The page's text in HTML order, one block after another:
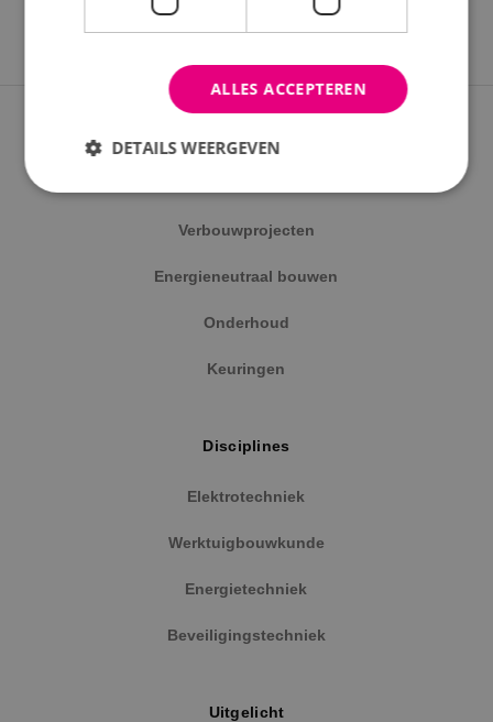
MBO
HBO
Verbouwprojecten
Energieneutraal bouwen
Onderhoud
Keuringen
Disciplines
Elektrotechniek
Werktuigbouwkunde
Energietechniek
Beveiligingstechniek
Uitgelicht
ALLES ACCEPTEREN
DETAILS WEERGEVEN
Strikt noodzakelijk Prestatie
Functioneel
Niet-geclassificeerd
kernfunctionaliteiten van de website mogelijk, zoals
website kan niet goed worden gebruikt zonder de
strikt noodzakelijke cookies.